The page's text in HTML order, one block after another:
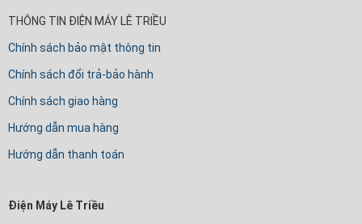
THÔNG TIN ĐIỆN MÁY LÊ TRIỀU
Chính sách bảo mật thông tin
Chính sách đổi trả-bảo hành
Chính sách giao hàng
Hướng dẫn mua hàng
Hướng dẫn thanh toán
Điện Máy Lê Triều